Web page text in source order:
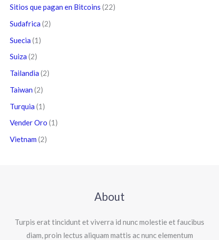
Sitios que pagan en Bitcoins (22)
Sudafrica (2)
Suecia (1)
Suiza (2)
Tailandia (2)
Taiwan (2)
Turquia (1)
Vender Oro (1)
Vietnam (2)
About
Turpis erat tincidunt et viverra id nunc molestie et faucibus
diam, proin lectus aliquam mattis ac nunc elementum